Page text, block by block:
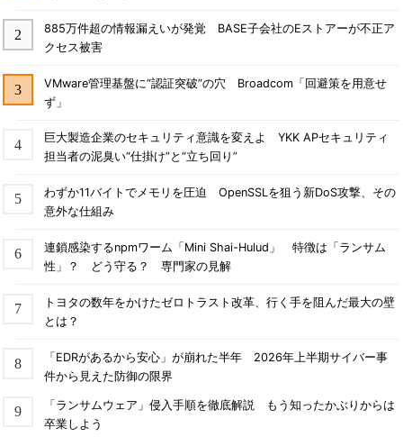
885万件超の情報漏えいが発覚 BASE子会社のEストアーが不正ア
クセス被害
VMware管理基盤に“認証突破”の穴 Broadcom「回避策を用意せ
ず」
巨大製造企業のセキュリティ意識を変えよ YKK APセキュリティ
担当者の泥臭い“仕掛け”と“立ち回り”
わずか11バイトでメモリを圧迫 OpenSSLを狙う新DoS攻撃、その
意外な仕組み
連鎖感染するnpmワーム「Mini Shai-Hulud」 特徴は「ランサム
性」？ どう守る？ 専門家の見解
トヨタの数年をかけたゼロトラスト改革、行く手を阻んだ最大の壁
とは？
「EDRがあるから安心」が崩れた半年 2026年上半期サイバー事
件から見えた防御の限界
「ランサムウェア」侵入手順を徹底解説 もう知ったかぶりからは
卒業しよう